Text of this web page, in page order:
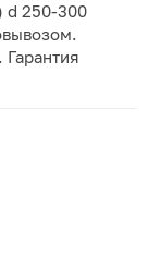
d 250-300